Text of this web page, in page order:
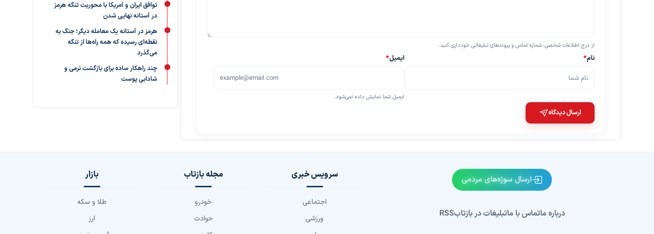
از درج اطلاعات شخصی، شماره تماس و پیوندهای تبلیغاتی خودداری کنید.
نام* ایمیل*
ایمیل شما نمایش داده نمی‌شود.
ارسال دیدگاه
توافق ایران و آمریکا با محوریت تنگه هرمز
در آستانه نهایی شدن
هرمز در آستانه یک معامله دیگر؛ جنگ به
نقطه‌ای رسیده که همه راه‌ها از تنگه
می‌گذرد
چند راهکار ساده برای بازگشت نرمی و
شادابی پوست
ارسال سوژه‌های مردمی
درباره ماتماس با ماتبلیغات در بازتابRSS
سرویس خبری
اجتماعی
ورزشی
مجله بازتاب
خودرو
حوادث
بازار
طلا و سکه
ارز